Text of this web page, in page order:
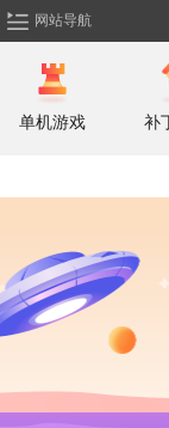
网站导航
单机游戏 补